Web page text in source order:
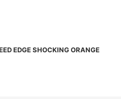
EDGE SHOCKING ORANGE